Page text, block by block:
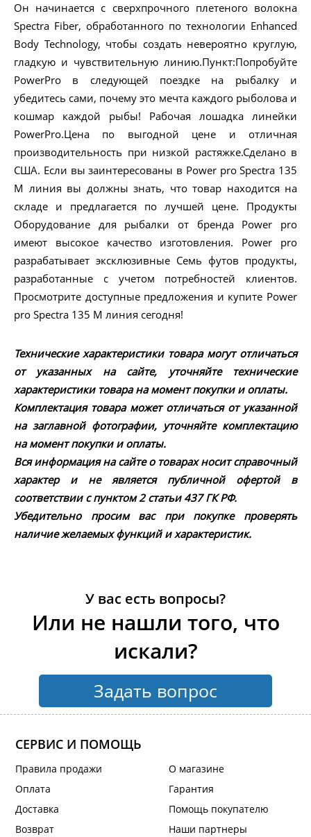
Он начинается с сверхпрочного плетеного волокна
Spectra Fiber, обработанного по технологии Enhanced
Body Technology, чтобы создать невероятно круглую,
гладкую и чувствительную линию.Пункт:Попробуйте
PowerPro в следующей поездке на рыбалку и
убедитесь сами, почему это мечта каждого рыболова и
кошмар каждой рыбы! Рабочая лошадка линейки
PowerPro.Цена по выгодной цене и отличная
производительность при низкой растяжке.Сделано в
США. Если вы заинтересованы в Power pro Spectra 135
M линия вы должны знать, что товар находится на
складе и предлагается по лучшей цене. Продукты
Оборудование для рыбалки от бренда Power pro
имеют высокое качество изготовления. Power pro
разрабатывает эксклюзивные Семь футов продукты,
разработанные с учетом потребностей клиентов.
Просмотрите доступные предложения и купите Power
pro Spectra 135 M линия сегодня!
Технические характеристики товара могут отличаться
от указанных на сайте, уточняйте технические
характеристики товара на момент покупки и оплаты.
Комплектация товара может отличаться от указанной
на заглавной фотографии, уточняйте комплектацию
на момент покупки и оплаты.
Вся информация на сайте о товарах носит справочный
характер и не является публичной офертой в
соответствии с пунктом 2 статьи 437 ГК РФ.
Убедительно просим вас при покупке проверять
наличие желаемых функций и характеристик.
У вас есть вопросы?
Или не нашли того, что
искали?
Задать вопрос
СЕРВИС И ПОМОЩЬ
Правила продажи
Оплата
Доставка
Возврат
О магазине
Гарантия
Помощь покупателю
Наши партнеры